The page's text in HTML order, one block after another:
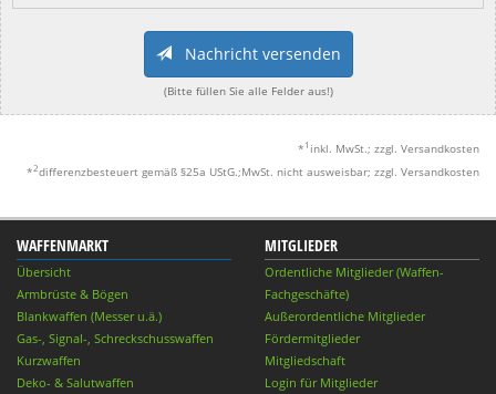
Nachricht versenden
(Bitte füllen Sie alle Felder aus!)
* 1 inkl. MwSt.; zzgl. Versandkosten
*2differenzbesteuert gemäß §25a UStG.;MwSt. nicht ausweisbar; zzgl. Versandkosten
WAFFENMARKT
Übersicht
Armbrüste & Bögen
Blankwaffen (Messer u.ä.)
Gas-, Signal-, Schreckschusswaffen
Kurzwaffen
Deko- & Salutwaffen
MITGLIEDER
Ordentliche Mitglieder (Waffen-
Fachgeschäfte)
Außerordentliche Mitglieder
Fördermitglieder
Mitgliedschaft
Login für Mitglieder